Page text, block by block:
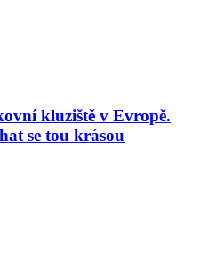
kluziště v Evropě.
se tou krásou